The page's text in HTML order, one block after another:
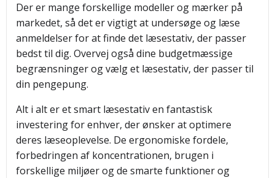
Der er mange forskellige modeller og mærker på
markedet, så det er vigtigt at undersøge og læse
anmeldelser for at finde det læsestativ, der passer
bedst til dig. Overvej også dine budgetmæssige
begrænsninger og vælg et læsestativ, der passer til
din pengepung.
Alt i alt er et smart læsestativ en fantastisk
investering for enhver, der ønsker at optimere
deres læseoplevelse. De ergonomiske fordele,
forbedringen af koncentrationen, brugen i
forskellige miljøer og de smarte funktioner og